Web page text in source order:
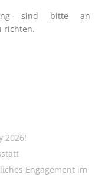
sind bitte an
richten.
2026!
Engagement im